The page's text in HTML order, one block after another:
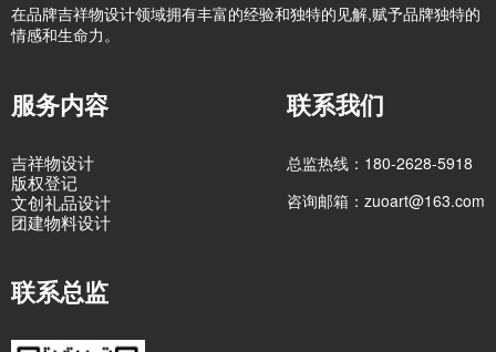
在品牌吉祥物设计领域拥有丰富的经验和独特的见解,赋予品牌独特的
情感和生命力。
服务内容
吉祥物设计
版权登记
文创礼品设计
团建物料设计
联系我们
总监热线：180-2628-5918
咨询邮箱：zuoart@163.com
联系总监